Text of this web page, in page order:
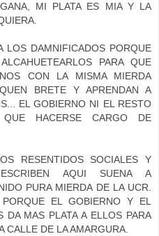
MI PLATA ES MIA Y LA
LOS DAMNIFICADOS PORQUE
PARA QUE
CON LA MISMA MIERDA
BRETE Y APRENDAN A
EL GOBIERNO NI EL RESTO
HACERSE CARGO DE
RESENTIDOS SOCIALES Y
AQUI SUENA A
PURA MIERDA DE LA UCR.
EL GOBIERNO Y EL
DA MAS PLATA A ELLOS PARA
CALLE DE LA AMARGURA.